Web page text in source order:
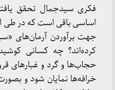
فکری سیدجمال تحقق
اساسی باقی است که در
جهت برآوردن آرمان‌های
کرده‌اند؟ چه کسانی
حجاب‌ها و گرد و غبارهای
خرافه‌ها نمایان شود و